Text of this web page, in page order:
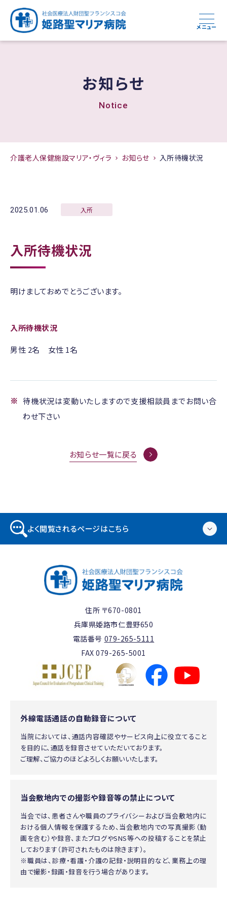
メニュー
お知らせ
Notice
介護老人保健施設マリア・ヴィラ お知らせ 入所待機状況
2025.01.06 入所
入所待機状況
明けましておめでとうございます。
入所待機状況
男性 2名 女性 1名
待機状況は変動いたしますので支援相談員までお問い合
わせ下さい
お知らせ一覧に戻る
よく閲覧されるページはこちら
住所 〒670-0801
兵庫県姫路市仁豊野650
電話番号 079-265-5111
FAX 079-265-5001
外線電話通話の自動録音について
当院においては、通話内容確認やサービス向上に役立てること
を目的に、通話を録音させていただいております。
ご理解、ご協力のほどよろしくお願いいたします。
当会敷地内での撮影や録音等の禁止について
当会では、患者さんや職員のプライバシーおよび当会敷地内に
おける個人情報を保護するため、当会敷地内での写真撮影（動
画を含む）や録音、またブログやSNS等への投稿することを禁止
しております（許可されたものは除きます）。
※職員は、診療・看護・介護の記録・説明目的など、業務上の理
由で撮影・録画・録音を行う場合があります。